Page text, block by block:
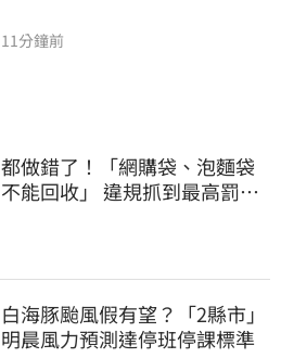
11分鐘前
都做錯了！「網購袋、泡麵袋
不能回收」 違規抓到最高罰
白海豚颱風假有望？「2縣市」
明晨風力預測達停班停課標準